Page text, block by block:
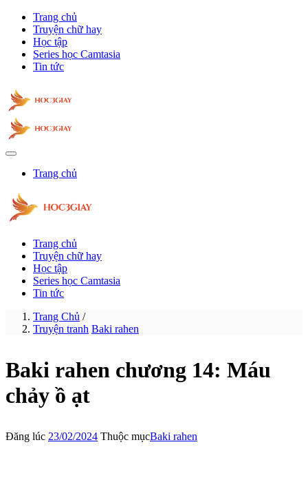
Trang chủ
Truyện chữ hay
Học tập
Series học Camtasia
Tin tức
Trang chủ
Trang chủ
Truyện chữ hay
Học tập
Series học Camtasia
Tin tức
Trang Chủ /
Truyện tranh Baki rahen
Baki rahen chương 14: Máu
chảy ồ ạt
Đăng lúc 23/02/2024 Thuộc mụcBaki rahen